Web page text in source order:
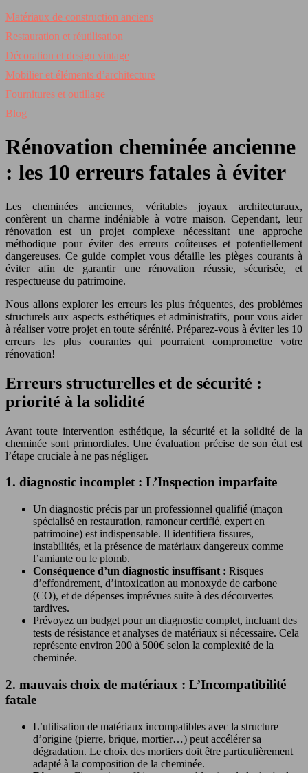
Matériaux de construction anciens
Restauration et réutilisation
Décoration et design vintage
Mobilier et éléments d’architecture
Fournitures et outillage
Blog
Rénovation cheminée ancienne
: les 10 erreurs fatales à éviter
Les cheminées anciennes, véritables joyaux architecturaux,
confèrent un charme indéniable à votre maison. Cependant, leur
rénovation est un projet complexe nécessitant une approche
méthodique pour éviter des erreurs coûteuses et potentiellement
dangereuses. Ce guide complet vous détaille les pièges courants à
éviter afin de garantir une rénovation réussie, sécurisée, et
respectueuse du patrimoine.
Nous allons explorer les erreurs les plus fréquentes, des problèmes
structurels aux aspects esthétiques et administratifs, pour vous aider
à réaliser votre projet en toute sérénité. Préparez-vous à éviter les 10
erreurs les plus courantes qui pourraient compromettre votre
rénovation!
Erreurs structurelles et de sécurité :
priorité à la solidité
Avant toute intervention esthétique, la sécurité et la solidité de la
cheminée sont primordiales. Une évaluation précise de son état est
l’étape cruciale à ne pas négliger.
1. diagnostic incomplet : L’Inspection imparfaite
Un diagnostic précis par un professionnel qualifié (maçon
spécialisé en restauration, ramoneur certifié, expert en
patrimoine) est indispensable. Il identifiera fissures,
instabilités, et la présence de matériaux dangereux comme
l’amiante ou le plomb.
Conséquence d’un diagnostic insuffisant : Risques
d’effondrement, d’intoxication au monoxyde de carbone
(CO), et de dépenses imprévues suite à des découvertes
tardives.
Prévoyez un budget pour un diagnostic complet, incluant des
tests de résistance et analyses de matériaux si nécessaire. Cela
représente environ 200 à 500€ selon la complexité de la
cheminée.
2. mauvais choix de matériaux : L’Incompatibilité
fatale
L’utilisation de matériaux incompatibles avec la structure
d’origine (pierre, brique, mortier…) peut accélérer sa
dégradation. Le choix des mortiers doit être particulièrement
adapté à la composition de la cheminée.